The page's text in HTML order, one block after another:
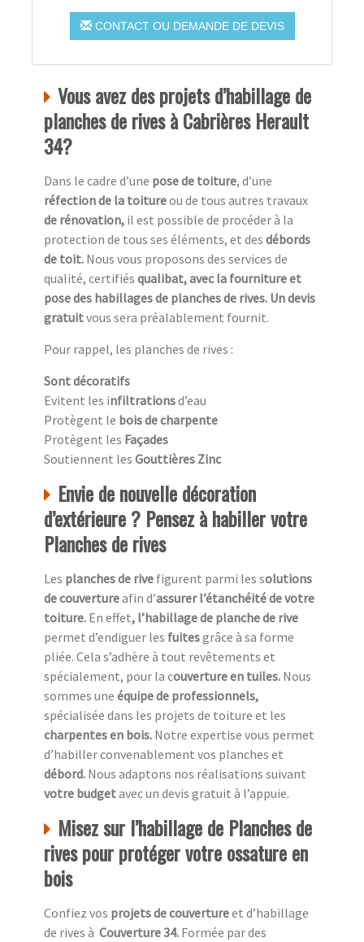
CONTACT OU DEMANDE DE DEVIS
Vous avez des projets d’habillage de
planches de rives à Cabrières Herault
34?
Dans le cadre d’une pose de toiture, d’une
réfection de la toitureou de tous autres travaux
de rénovation, il est possible de procéder à la
protection de tous ses éléments, et des débords
de toit. Nous vous proposons des services de
qualité, certifiés qualibat, avec la fourniture et
pose des habillages de planches de rives. Un devis
gratuitvous sera préalablement fournit.
Pour rappel, les planches de rives :
Sont décoratifs
Evitent les infiltrationsd’eau
Protègent le bois de charpente
Protègent les Façades
Soutiennent les Gouttières Zinc
Envie de nouvelle décoration
d’extérieure ? Pensez à habiller votre
Planches de rives
Les planches de rive figurent parmi les solutions
de couvertureafin d’assurer l’étanchéité de votre
toiture. En effet, l’habillage de planche de rive
permet d’endiguer les fuitesgrâce à sa forme
pliée. Cela s’adhère à tout revêtements et
spécialement, pour la couverture en tuiles. Nous
sommes une équipe de professionnels,
spécialisée dans les projets de toiture et les
charpentes en bois. Notre expertise vous permet
d’habiller convenablement vos planches et
débord. Nous adaptons nos réalisations suivant
votre budgetavec un devis gratuit à l’appuie.
Misez sur l’habillage de Planches de
rives pour protéger votre ossature en
bois
Confiez vos projets de couvertureet d’habillage
de rives à Couverture 34. Formée par des